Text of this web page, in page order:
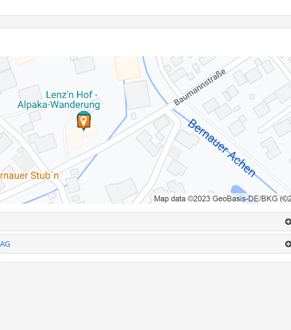
€
Erwachsenen, Kinder bis 6 Jahre wandern kostenlos mit.
erforderlich:
unter Tel.: 0160-94189903
und Nichterscheinen, wird eine Ausfallrechnung gestellt.